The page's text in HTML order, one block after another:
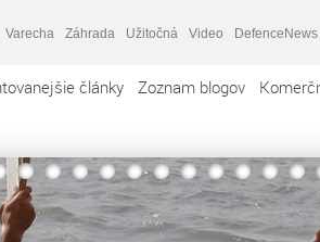
Varecha Záhrada Užitočná Video DefenceNews
články Zoznam blogov